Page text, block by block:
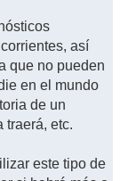
así
que no pueden
en el mundo
de un
traerá, etc.
este tipo de